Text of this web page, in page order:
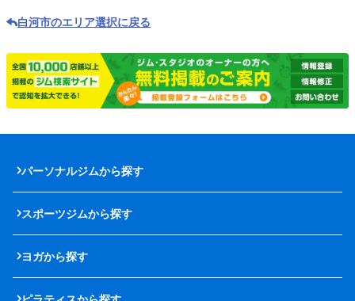
白河市のエリア選択に戻る
パーソナルジムから探す
スポーツジムから探す
ヨガから探す